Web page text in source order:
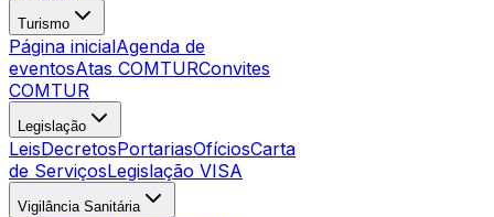
Turismo
Página inicialAgenda de
eventosAtas COMTURConvites
COMTUR
Legislação
LeisDecretosPortariasOfíciosCarta
de ServiçosLegislação VISA
Vigilância Sanitária